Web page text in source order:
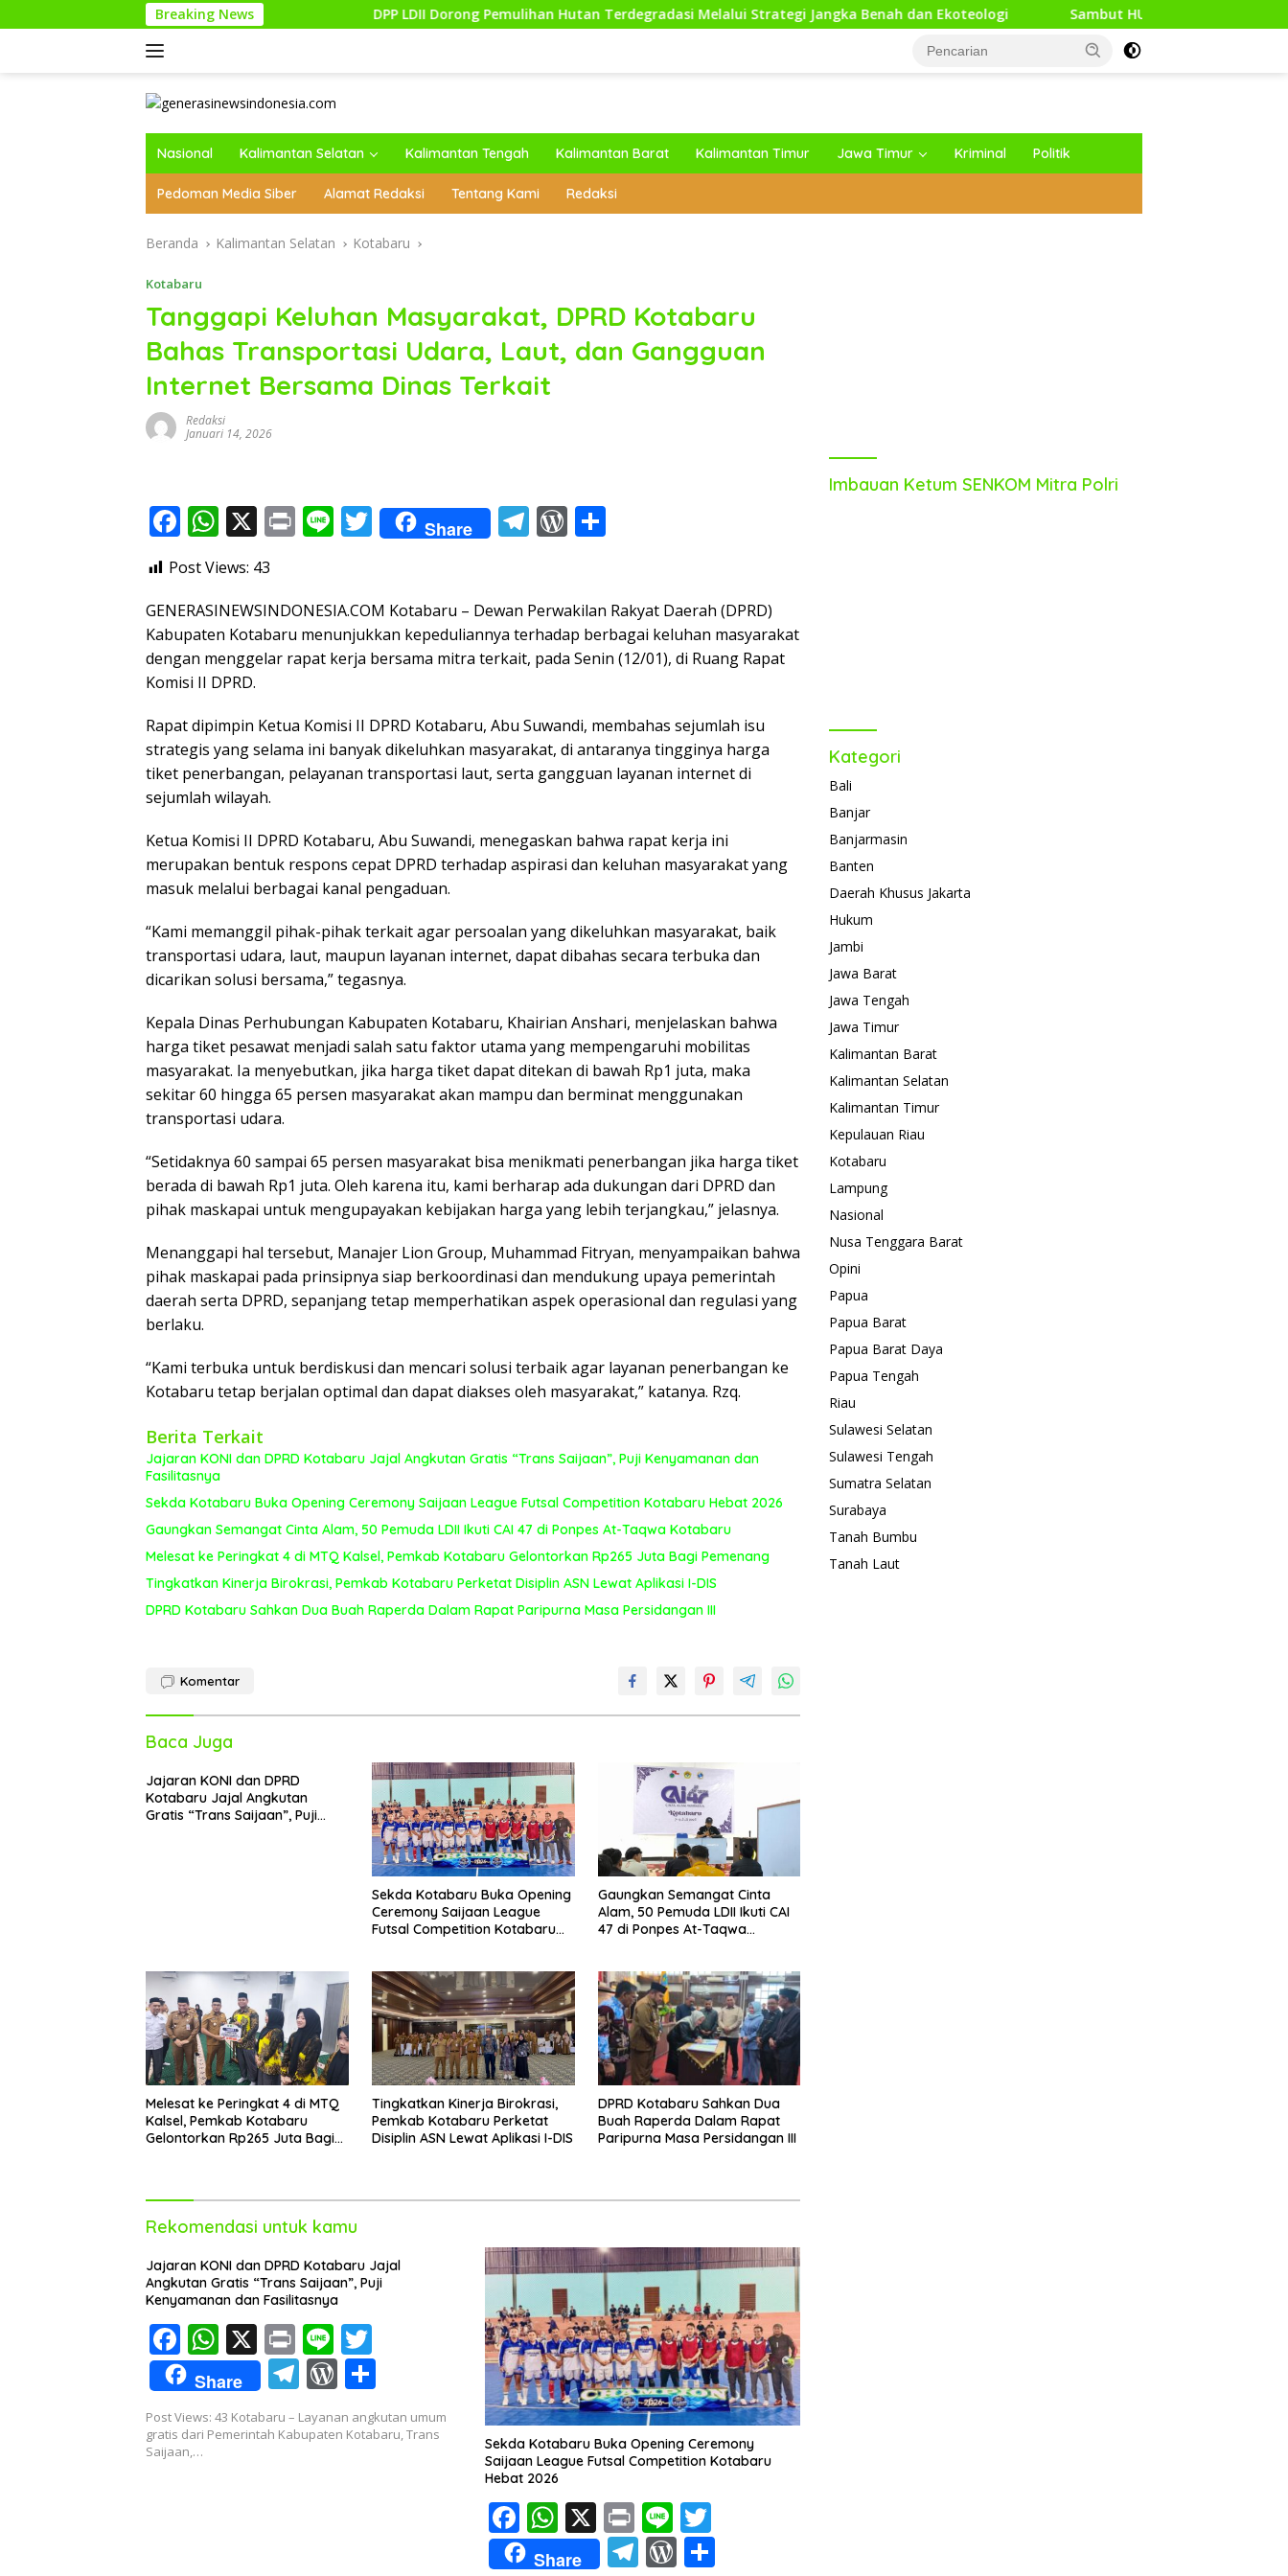
ke
Breaking NewsDPP LDII Dorong Pemulihan Hutan Terdegradasi Melalui Strategi Jangka Benah dan Ekoteologi Sambut HUT Kodam XXI/Raden Intan, Kodim
Nasional Kalimantan Selatan Kalimantan Tengah Kalimantan Barat Kalimantan Timur Jawa Timur Kriminal Politik
Pedoman Media Siber Alamat Redaksi Tentang Kami Redaksi
Beranda Kalimantan Selatan Kotabaru
Kotabaru
Tanggapi Keluhan Masyarakat, DPRD Kotabaru
Bahas Transportasi Udara, Laut, dan Gangguan
Internet Bersama Dinas Terkait
Redaksi
Januari 14, 2026
F
ac
e
b
o
o
W
at
s
A
p
X Pr Li T
w
er
Share T
gr
a
m
W
Pr
e
ss
e
Post Views: 43
GENERASINEWSINDONESIA.COM Kotabaru – Dewan Perwakilan Rakyat Daerah (DPRD)
Kabupaten Kotabaru menunjukkan kepeduliannya terhadap berbagai keluhan masyarakat
dengan menggelar rapat kerja bersama mitra terkait, pada Senin (12/01), di Ruang Rapat
Komisi II DPRD.
Rapat dipimpin Ketua Komisi II DPRD Kotabaru, Abu Suwandi, membahas sejumlah isu
strategis yang selama ini banyak dikeluhkan masyarakat, di antaranya tingginya harga
tiket penerbangan, pelayanan transportasi laut, serta gangguan layanan internet di
sejumlah wilayah.
Ketua Komisi II DPRD Kotabaru, Abu Suwandi, menegaskan bahwa rapat kerja ini
merupakan bentuk respons cepat DPRD terhadap aspirasi dan keluhan masyarakat yang
masuk melalui berbagai kanal pengaduan.
“Kami memanggil pihak-pihak terkait agar persoalan yang dikeluhkan masyarakat, baik
transportasi udara, laut, maupun layanan internet, dapat dibahas secara terbuka dan
dicarikan solusi bersama,” tegasnya.
Kepala Dinas Perhubungan Kabupaten Kotabaru, Khairian Anshari, menjelaskan bahwa
harga tiket pesawat menjadi salah satu faktor utama yang mempengaruhi mobilitas
masyarakat. Ia menyebutkan, jika harga tiket dapat ditekan di bawah Rp1 juta, maka
sekitar 60 hingga 65 persen masyarakat akan mampu dan berminat menggunakan
transportasi udara.
“Setidaknya 60 sampai 65 persen masyarakat bisa menikmati penerbangan jika harga tiket
berada di bawah Rp1 juta. Oleh karena itu, kami berharap ada dukungan dari DPRD dan
pihak maskapai untuk mengupayakan kebijakan harga yang lebih terjangkau,” jelasnya.
Menanggapi hal tersebut, Manajer Lion Group, Muhammad Fitryan, menyampaikan bahwa
pihak maskapai pada prinsipnya siap berkoordinasi dan mendukung upaya pemerintah
daerah serta DPRD, sepanjang tetap memperhatikan aspek operasional dan regulasi yang
berlaku.
“Kami terbuka untuk berdiskusi dan mencari solusi terbaik agar layanan penerbangan ke
Kotabaru tetap berjalan optimal dan dapat diakses oleh masyarakat,” katanya. Rzq.
Berita Terkait
Jajaran KONI dan DPRD Kotabaru Jajal Angkutan Gratis “Trans Saijaan”, Puji Kenyamanan dan
Fasilitasnya
Sekda Kotabaru Buka Opening Ceremony Saijaan League Futsal Competition Kotabaru Hebat 2026
Gaungkan Semangat Cinta Alam, 50 Pemuda LDII Ikuti CAI 47 di Ponpes At-Taqwa Kotabaru
Melesat ke Peringkat 4 di MTQ Kalsel, Pemkab Kotabaru Gelontorkan Rp265 Juta Bagi Pemenang
Tingkatkan Kinerja Birokrasi, Pemkab Kotabaru Perketat Disiplin ASN Lewat Aplikasi I-DIS
DPRD Kotabaru Sahkan Dua Buah Raperda Dalam Rapat Paripurna Masa Persidangan III
Komentar
Baca Juga
Jajaran KONI dan DPRD
Kotabaru Jajal Angkutan
Gratis “Trans Saijaan”, Puji
Sekda Kotabaru Buka Opening
Ceremony Saijaan League
Futsal Competition Kotabaru
Gaungkan Semangat Cinta
Alam, 50 Pemuda LDII Ikuti CAI
47 di Ponpes At-Taqwa
Melesat ke Peringkat 4 di MTQ
Kalsel, Pemkab Kotabaru
Gelontorkan Rp265 Juta Bagi
Tingkatkan Kinerja Birokrasi,
Pemkab Kotabaru Perketat
Disiplin ASN Lewat Aplikasi I-DIS
DPRD Kotabaru Sahkan Dua
Buah Raperda Dalam Rapat
Paripurna Masa Persidangan III
Rekomendasi untuk kamu
Jajaran KONI dan DPRD Kotabaru Jajal
Angkutan Gratis “Trans Saijaan”, Puji
Kenyamanan dan Fasilitasnya
F
ac
e
b
o
W
h
at
s
X Pr
in
t
Li
n
e
w
itt
er
Share T
el
e
W
or
d
h
ar
Post Views: 43 Kotabaru – Layanan angkutan umum
gratis dari Pemerintah Kabupaten Kotabaru, Trans
Saijaan,…
Sekda Kotabaru Buka Opening Ceremony
Saijaan League Futsal Competition Kotabaru
Hebat 2026
F
ac
W
h
X Pr
in
Li
n
T
w
Share T W S
Imbauan Ketum SENKOM Mitra Polri
Kategori
Bali
Banjar
Banjarmasin
Banten
Daerah Khusus Jakarta
Hukum
Jambi
Jawa Barat
Jawa Tengah
Jawa Timur
Kalimantan Barat
Kalimantan Selatan
Kalimantan Timur
Kepulauan Riau
Kotabaru
Lampung
Nasional
Nusa Tenggara Barat
Opini
Papua
Papua Barat
Papua Barat Daya
Papua Tengah
Riau
Sulawesi Selatan
Sulawesi Tengah
Sumatra Selatan
Surabaya
Tanah Bumbu
Tanah Laut